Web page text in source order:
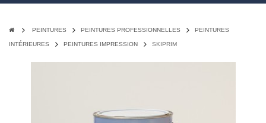
PEINTURES PEINTURES PROFESSIONNELLES PEINTURES
INTÉRIEURES PEINTURES IMPRESSION SKIPRIM